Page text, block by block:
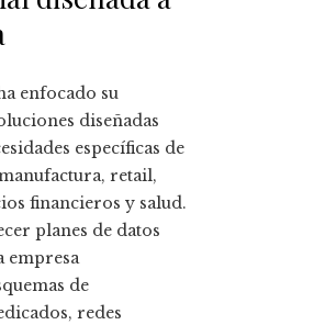
enfocado su
diseñadas
específicas de
retail,
financieros y salud.
planes de datos
empresa
de
redes